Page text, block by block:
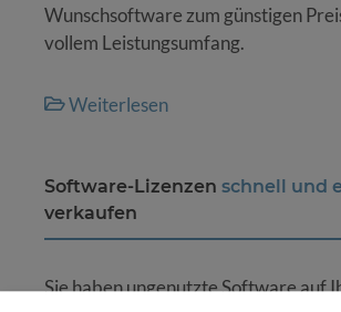
Wunschsoftware zum günstigen
vollem Leistungsumfang.
Weiterlesen
Software-Lizenzen schnell und
verkaufen
Sie haben ungenutzte Software auf